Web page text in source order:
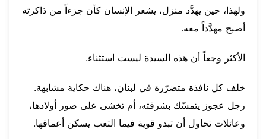
ولهذا، حين يهدَّد منزل، يشعر الإنسان كأن جزءاً من ذاكرته
أصبح مهدَّداً معه.
الأكثر وجعاً أن هذه السيدة ليست استثناء.
خلف كل نافذة متضرّرة في لبنان، هناك حكاية مشابهة.
رجل عجوز يتمسّك بشرفته، أم تخشى على صور أولادها،
وعائلات تحاول أن تبدو قوية فيما التعب يسكن أعماقها.